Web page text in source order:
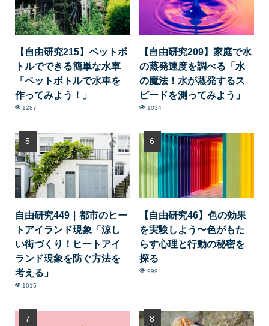
【自由研究215】ペットボ
トルでできる簡単な水車
「ペットボトルで水車を
作ってみよう！」
1287
【自由研究209】家庭で水
の蒸発速度を調べる「水
の魔法！水が蒸発するス
ピードを測ってみよう」
1034
自由研究449｜都市のヒー
トアイランド現象「涼し
い街づくり！ヒートアイ
ランド現象を防ぐ方法を
考える」
1015
【自由研究46】色の効果
を実験しよう〜色がもた
らす心理と行動の秘密を
探る
999